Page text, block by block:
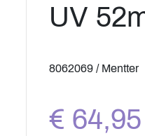
UV
8062069 / Mentter
€ 64,95